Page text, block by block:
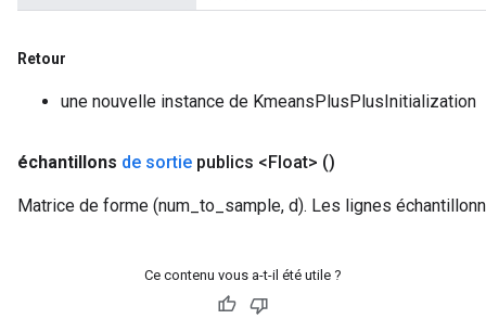
Retour
une nouvelle instance de KmeansPlusPlusInitialization
échantillons de sortie publics <Float> ()
Matrice de forme (num_to_sample, d). Les lignes
Ce contenu vous a-t-il été utile ?